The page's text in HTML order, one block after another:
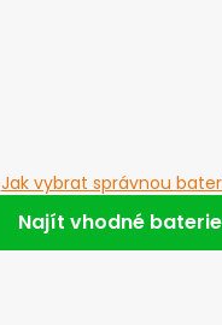
Jak vybrat správnou
Najít vhodné baterie